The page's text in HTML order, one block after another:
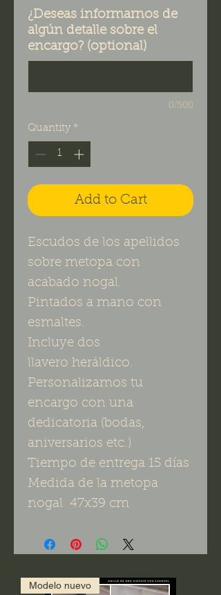
¿Deseas informarnos de
algún detalle sobre el
encargo? (optional)
0/500
Quantity *
Add to Cart
Escudos de los apellidos
sobre metopa con
acabado nogal.
Pintados a mano con
esmaltes.
Incluye dos
llavero heráldico.
Personalizamos tu
encargo con una
dedicatoria (bodas,
aniversarios etc.)
Tiempo de entrega 15 días
Medida de la metopa
nogal 47x39 cm
Modelo nuevo